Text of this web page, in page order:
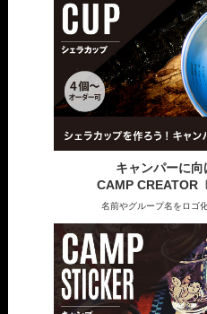
キャンパーに
CAMP CREATOR
名前やグループ名をロゴ